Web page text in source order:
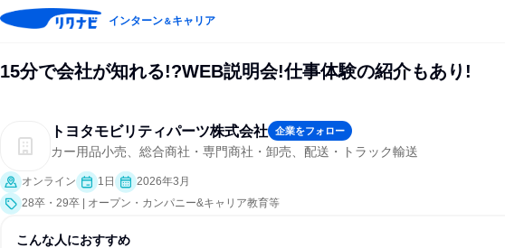
インターン＆キャリア
15分で会社が知れる!?WEB説明会!仕事体験の紹介もあり!
トヨタモビリティパーツ株式会社 企業をフォロー
カー用品小売、総合商社・専門商社・卸売、配送・トラック輸送
オンライン 1日
2026年3月
28卒・29卒 | オープン・カンパニー&キャリア教育等
こんな人におすすめ